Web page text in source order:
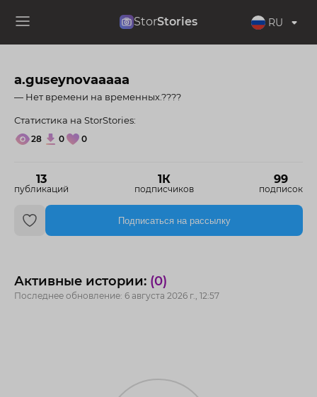
StorStories RU
a.guseynovaaaaa
13
публикаций
1К
подписчиков
99
подписок
— Нет времени на временных.????
Статистика на StorStories:
28 0 0
Подписаться на рассылку
Активные истории: (0)
Последнее обновление: 6 августа 2026 г., 12:57